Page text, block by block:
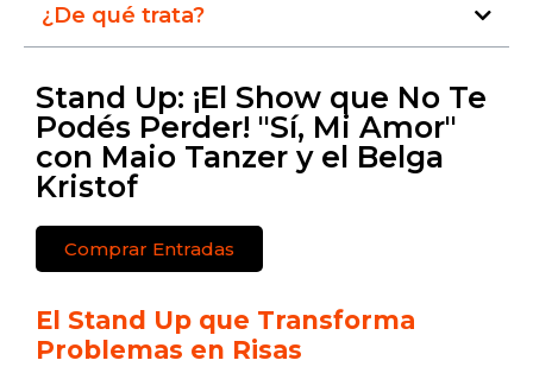
¿De qué trata?
Stand Up: ¡El Show que No Te
Podés Perder! "Sí, Mi Amor"
con Maio Tanzer y el Belga
Kristof
Comprar Entradas
El Stand Up que Transforma
Problemas en Risas